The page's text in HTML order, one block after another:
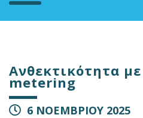
Ανθεκτικότητα
metering
6 ΝΟΕΜΒΡΙΟΥ 2025